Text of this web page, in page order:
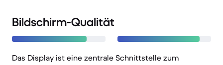
Bildschirm-Qualität
Das Display ist eine zentrale Schnittstelle zum